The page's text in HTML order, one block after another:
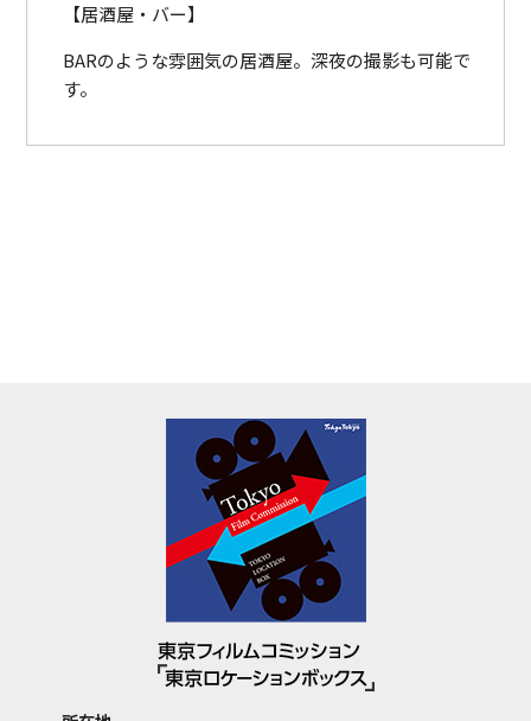
【居酒屋・バー】
BARのような雰囲気の居酒屋。深夜の撮影も可能で
す。